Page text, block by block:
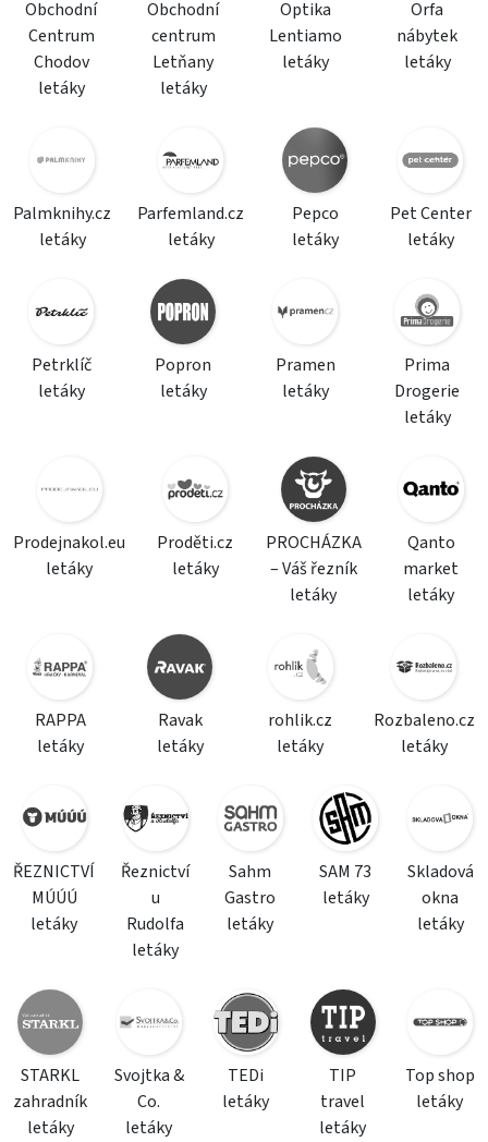
Obchodní
Centrum
Chodov
letáky
Obchodní
centrum
Letňany
letáky
Optika
Lentiamo
letáky
Orfa
nábytek
letáky
Palmknihy.cz
letáky
Parfemland.cz
letáky
Pepco
letáky
Pet Center
letáky
Petrklíč
letáky
Popron
letáky
Pramen
letáky
Prima
Drogerie
letáky
Prodejnakol.eu
letáky
Proděti.cz
letáky
PROCHÁZKA
– Váš řezník
letáky
Qanto
market
letáky
RAPPA
letáky
Ravak
letáky
rohlik.cz
letáky
Rozbaleno.cz
letáky
ŘEZNICTVÍ
MÚÚÚ
letáky
Řeznictví
u
Rudolfa
letáky
Sahm
Gastro
letáky
SAM 73
letáky
Skladová
okna
letáky
STARKL
zahradník
letáky
Svojtka &
Co.
letáky
TEDi
letáky
TIP
travel
letáky
Top shop
letáky